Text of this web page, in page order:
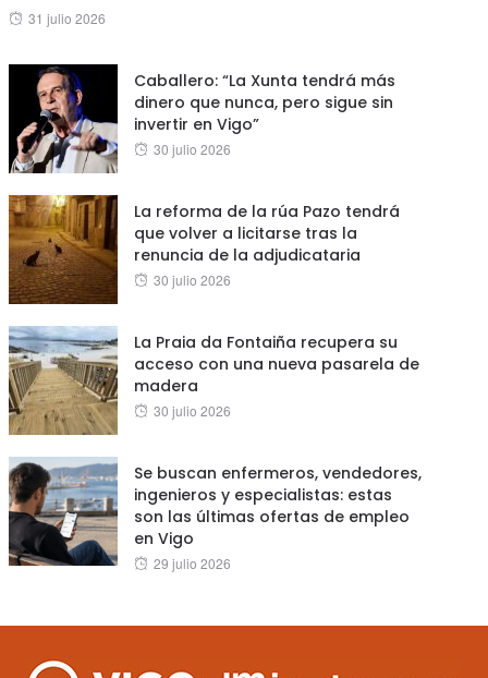
Posted
31 julio 2026
Caballero: “La Xunta tendrá más
dinero que nunca, pero sigue sin
invertir en Vigo”
Posted
30 julio 2026
La reforma de la rúa Pazo tendrá
que volver a licitarse tras la
renuncia de la adjudicataria
Posted
30 julio 2026
La Praia da Fontaiña recupera su
acceso con una nueva pasarela de
madera
Posted
30 julio 2026
Se buscan enfermeros, vendedores,
ingenieros y especialistas: estas
son las últimas ofertas de empleo
en Vigo
Posted
29 julio 2026